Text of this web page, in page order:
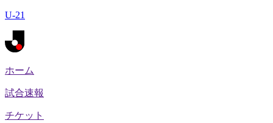
U-21
ホーム
試合速報
チケット